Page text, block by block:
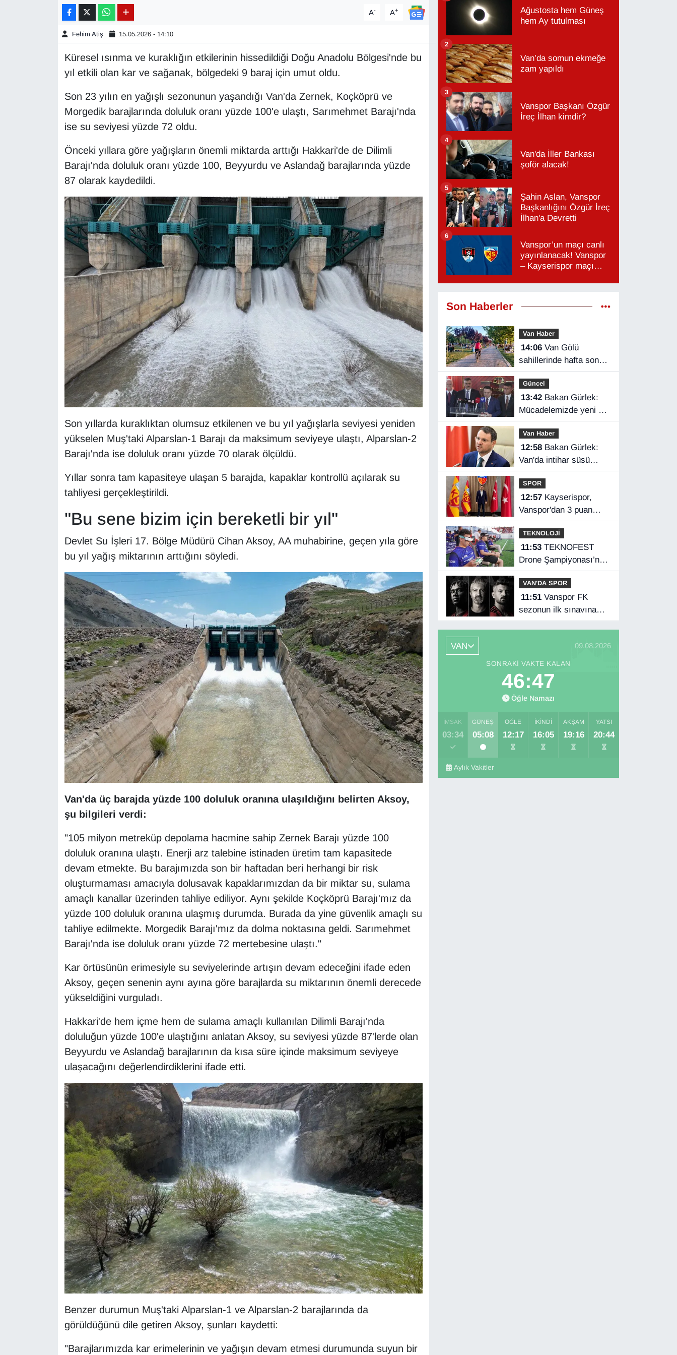
A- A+
Fehim Atiş 15.05.2026 - 14:10
Küresel ısınma ve kuraklığın etkilerinin hissedildiği Doğu Anadolu Bölgesi'nde bu
yıl etkili olan kar ve sağanak, bölgedeki 9 baraj için umut oldu.
Son 23 yılın en yağışlı sezonunun yaşandığı Van'da Zernek, Koçköprü ve
Morgedik barajlarında doluluk oranı yüzde 100'e ulaştı, Sarımehmet Barajı'nda
ise su seviyesi yüzde 72 oldu.
Önceki yıllara göre yağışların önemli miktarda arttığı Hakkari'de de Dilimli
Barajı'nda doluluk oranı yüzde 100, Beyyurdu ve Aslandağ barajlarında yüzde
87 olarak kaydedildi.
Son yıllarda kuraklıktan olumsuz etkilenen ve bu yıl yağışlarla seviyesi yeniden
yükselen Muş'taki Alparslan-1 Barajı da maksimum seviyeye ulaştı, Alparslan-2
Barajı'nda ise doluluk oranı yüzde 70 olarak ölçüldü.
Yıllar sonra tam kapasiteye ulaşan 5 barajda, kapaklar kontrollü açılarak su
tahliyesi gerçekleştirildi.
"Bu sene bizim için bereketli bir yıl"
Devlet Su İşleri 17. Bölge Müdürü Cihan Aksoy, AA muhabirine, geçen yıla göre
bu yıl yağış miktarının arttığını söyledi.
Van'da üç barajda yüzde 100 doluluk oranına ulaşıldığını belirten Aksoy,
şu bilgileri verdi:
"105 milyon metreküp depolama hacmine sahip Zernek Barajı yüzde 100
doluluk oranına ulaştı. Enerji arz talebine istinaden üretim tam kapasitede
devam etmekte. Bu barajımızda son bir haftadan beri herhangi bir risk
oluşturmaması amacıyla dolusavak kapaklarımızdan da bir miktar su, sulama
amaçlı kanallar üzerinden tahliye ediliyor. Aynı şekilde Koçköprü Barajı'mız da
yüzde 100 doluluk oranına ulaşmış durumda. Burada da yine güvenlik amaçlı su
tahliye edilmekte. Morgedik Barajı'mız da dolma noktasına geldi. Sarımehmet
Barajı'nda ise doluluk oranı yüzde 72 mertebesine ulaştı."
Kar örtüsünün erimesiyle su seviyelerinde artışın devam edeceğini ifade eden
Aksoy, geçen senenin aynı ayına göre barajlarda su miktarının önemli derecede
yükseldiğini vurguladı.
Hakkari'de hem içme hem de sulama amaçlı kullanılan Dilimli Barajı'nda
doluluğun yüzde 100'e ulaştığını anlatan Aksoy, su seviyesi yüzde 87'lerde olan
Beyyurdu ve Aslandağ barajlarının da kısa süre içinde maksimum seviyeye
ulaşacağını değerlendirdiklerini ifade etti.
Benzer durumun Muş'taki Alparslan-1 ve Alparslan-2 barajlarında da
görüldüğünü dile getiren Aksoy, şunları kaydetti:
"Barajlarımızda kar erimelerinin ve yağışın devam etmesi durumunda suyun bir
Ağustosta hem Güneş
hem Ay tutulması
Van’da somun ekmeğe
zam yapıldı
2
Vanspor Başkanı Özgür
İreç İlhan kimdir?
3
Van'da İller Bankası
şoför alacak!
4
Şahin Aslan, Vanspor
Başkanlığını Özgür İreç
İlhan'a Devretti
5
Vanspor’un maçı canlı
yayınlanacak! Vanspor
– Kayserispor maçı
6
Son Haberler
Van Haber
14:06Van Gölü
sahillerinde hafta sonu
yoğunluğu
Güncel
13:42Bakan Gürlek:
Mücadelemizde yeni bir
boyuta geçeceğiz
Van Haber
12:58Bakan Gürlek:
Van'da intihar süsü
verilen olay aydınlatıldı
SPOR
12:57Kayserispor,
Vanspor'dan 3 puan
istiyor
TEKNOLOJİ
11:53TEKNOFEST
Drone Şampiyonası’nda
ilk etap Şırnak’ta
başladı
VAN'DA SPOR
11:51Vanspor FK
sezonun ilk sınavına
çıkıyor
VAN 09.08.2026
SONRAKI VAKTE KALAN
46:45
Öğle Namazı
İMSAK
03:34
GÜNEŞ
05:08
ÖĞLE
12:17
İKINDI
16:05
AKŞAM
19:16
YATSI
20:44
Aylık Vakitler
Gündem
HABERDE İNSAN
Kamu Alımları
Kim Kimdir?
Kültür & Sanat
MAGAZİN
ONE EKONOMİ
POLİTİKA
Resmi İlanlar
RÖPORTAJ
Sinema - TV
TEKNOLOJİ
VAN'DA SPOR